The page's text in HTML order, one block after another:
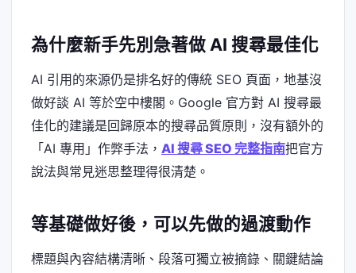
為什麼新手先別急著做 AI 搜尋最佳化
AI 引用的來源仍是排名好的傳統 SEO 頁面，地基沒
做好談 AI 等於空中樓閣。Google 官方對 AI 搜尋最
佳化的建議是回歸原本的搜尋品質原則，沒有額外的
「AI 專用」作弊手法， AI 搜尋 SEO 完整指南把官方
說法與常見迷思整理得很清楚。
等基礎做好後，可以先做的過渡動作
標題與內容結構清晰、段落可獨立被摘錄、關鍵結論